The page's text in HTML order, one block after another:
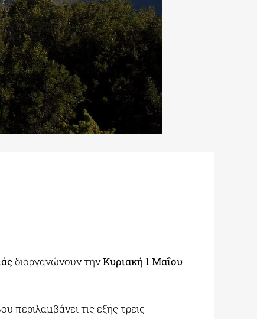
διοργανώνουν τηνΚυριακή 1 Μαΐου
περιλαμβάνει τις εξής τρεις